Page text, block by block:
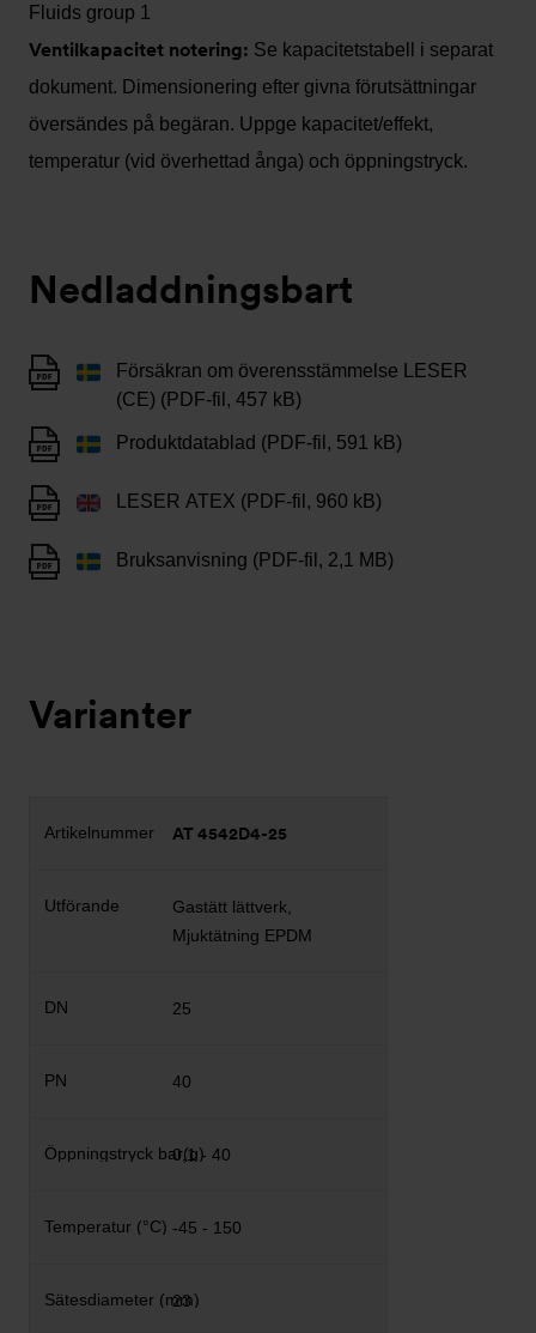
Fluids group 1
Ventilkapacitet notering: Se kapacitetstabell i separat
dokument. Dimensionering efter givna förutsättningar
översändes på begäran. Uppge kapacitet/effekt,
temperatur (vid överhettad ånga) och öppningstryck.
Nedladdningsbart
Försäkran om överensstämmelse LESER
(CE) (PDF-fil, 457 kB)
Produktdatablad (PDF-fil, 591 kB)
LESER ATEX (PDF-fil, 960 kB)
Bruksanvisning (PDF-fil, 2,1 MB)
Varianter
AT 4542D4-25
Gastätt lättverk,
Mjuktätning EPDM
25
40
0,1 - 40
-45 - 150
23